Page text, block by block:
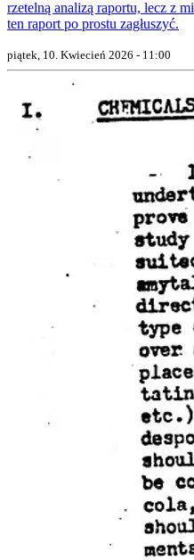
rzetelną analizą raportu, lecz z
ten raport po prostu zagłuszyć.
piątek, 10. Kwiecień 2026 - 11:00